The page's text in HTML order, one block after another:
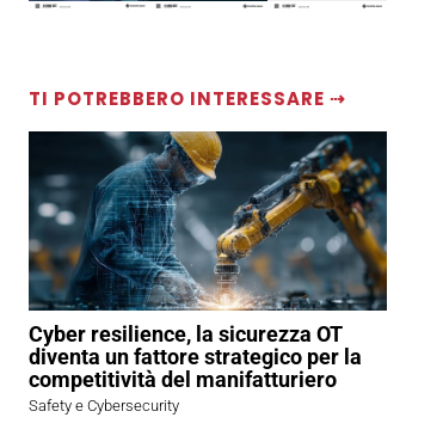
TI POTREBBERO INTERESSARE ⇢
Cyber resilience, la sicurezza OT
diventa un fattore strategico per la
competitività del manifatturiero
Safety e Cybersecurity